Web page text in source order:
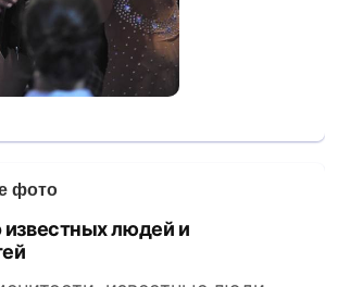
фото